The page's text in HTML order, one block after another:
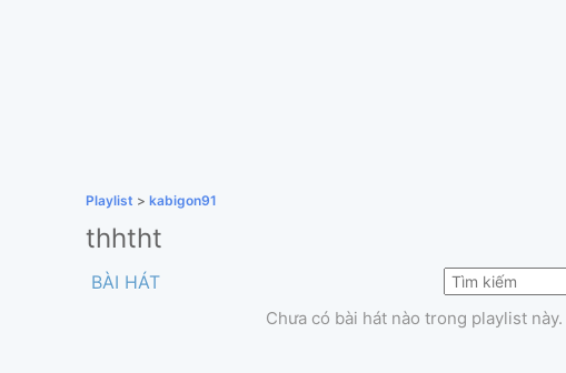
Playlist > kabigon91
thhtht
BÀI HÁT
Chưa có bài hát nào trong playlist này.